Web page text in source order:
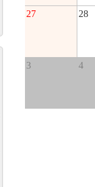
27 28
3 4